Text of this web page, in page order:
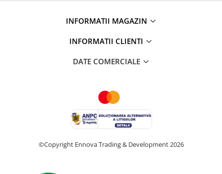
INFORMATII MAGAZIN
INFORMATII CLIENTI
DATE COMERCIALE
©Copyright Ennova Trading & Development 2026